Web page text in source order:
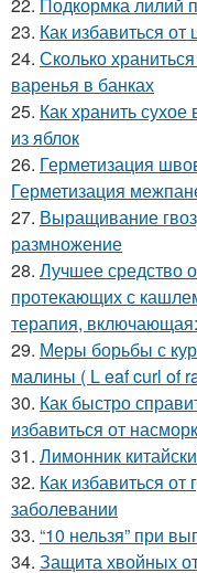
23. Как избавиться
24. Сколько
варенья в банках
25. Как хранить
из яблок
26. Герметизация
Герметизация
27. Выращивание
размножение
28. Лучшее средство
протекающих с
терапия, включающая:
29. Меры борьбы с
малины ( L eaf curl of
30. Как быстро
избавиться от
31. Лимонник
32. Как избавиться
заболевании
33. “10 нельзя” при
34. Защита хвойных